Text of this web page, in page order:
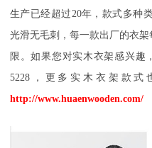
生产已经超过20年，款式多种
光滑无毛刺，每一款出厂的衣
限。如果您对实木衣架感兴趣
5228，更多实木衣架款式
http://www.huaenwooden.com/